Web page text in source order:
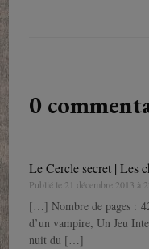
0
Le Cercle secret | Les
Publié le 21 décembre 2013 à
[…] Nombre de pages :
d’un vampire, Un Jeu
nuit du […]